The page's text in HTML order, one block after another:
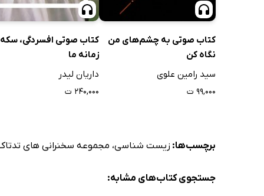
کتاب صوتی به چشم‌های من
نگاه کن
سید رامین علوی
۹۹,۰۰۰ ت
کتاب صوتی افسردگی، سکه
زمانه ما
داریان لیدر
۲۴۰,۰۰۰ ت
برچسب‌ها: زیست شناسی، مجموعه سخنرانی های
جستجوی کتاب‌های مشابه: